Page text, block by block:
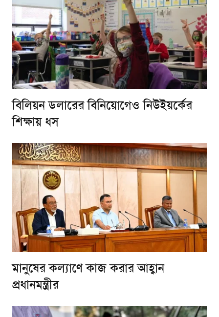
বিলিয়ন ডলারের বিনিয়োগেও নিউইয়র্কের
শিক্ষায় ধস
মানুষের কল্যাণে কাজ করার আহ্বান
প্রধানমন্ত্রীর